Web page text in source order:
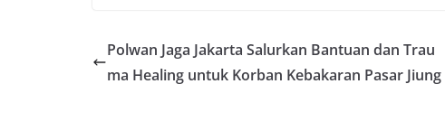
Polwan Jaga Jakarta Salurkan Bantuan dan Trau
ma Healing untuk Korban Kebakaran Pasar Jiung